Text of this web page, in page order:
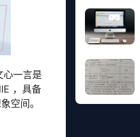
心一言是
，具备
空间。